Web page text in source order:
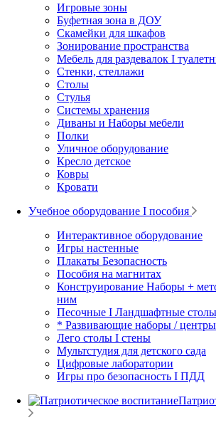
Игровые зоны
Буфетная зона в ДОУ
Скамейки для шкафов
Зонирование пространства
Мебель для раздевалок I
Стенки, стеллажи
Столы
Стулья
Системы хранения
Диваны и Наборы мебели
Полки
Уличное оборудование
Кресло детское
Ковры
Кровати
Учебное оборудование I пособия
Интерактивное оборудование
Игры настенные
Плакаты Безопасность
Пособия на магнитах
Конструирование Наборы +
ним
Песочные I Ландшафтные столы
* Развивающие наборы / центры
Лего столы I стены
Мультстудия для детского сада
Цифровые лаборатории
Игры про безопасность I ПДД